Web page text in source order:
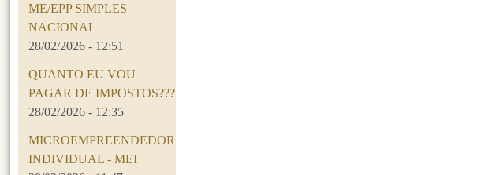
ME/EPP SIMPLES
NACIONAL
28/02/2026 - 12:51
QUANTO EU VOU
PAGAR DE IMPOSTOS???
28/02/2026 - 12:35
MICROEMPREENDEDOR
INDIVIDUAL - MEI